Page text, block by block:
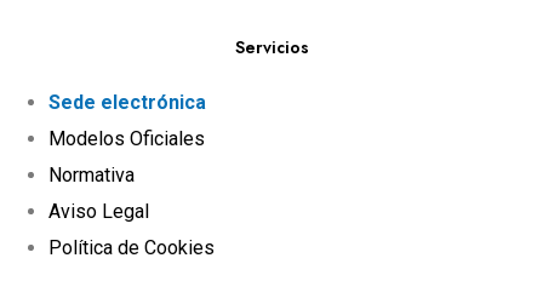
Servicios
Sede electrónica
Modelos Oficiales
Normativa
Aviso Legal
Política de Cookies